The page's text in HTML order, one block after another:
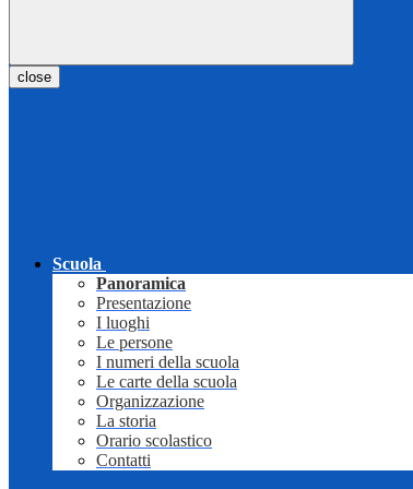
close
Scuola
Panoramica
Presentazione
I luoghi
Le persone
I numeri della scuola
Le carte della scuola
Organizzazione
La storia
Orario scolastico
Contatti